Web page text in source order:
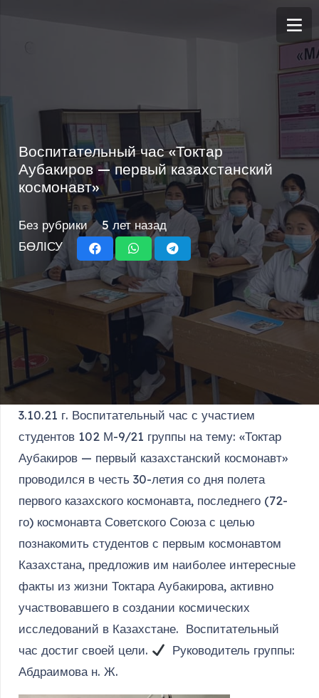
Воспитательный час «Токтар
Аубакиров — первый казахстанский
космонавт»
Без рубрики
5 лет назад
БӨЛІСУ
3.10.21 г. Воспитательный час с участием
студентов 102 М-9/21 группы на тему: «Токтар
Аубакиров — первый казахстанский космонавт»
проводился в честь 30-летия со дня полета
первого казахского космонавта, последнего (72-
го) космонавта Советского Союза с целью
познакомить студентов с первым космонавтом
Казахстана, предложив им наиболее интересные
факты из жизни Токтара Аубакирова, активно
участвовавшего в создании космических
исследований в Казахстане. Воспитательный
час достиг своей цели.
Руководитель группы:
Абдраимова н. Ж.